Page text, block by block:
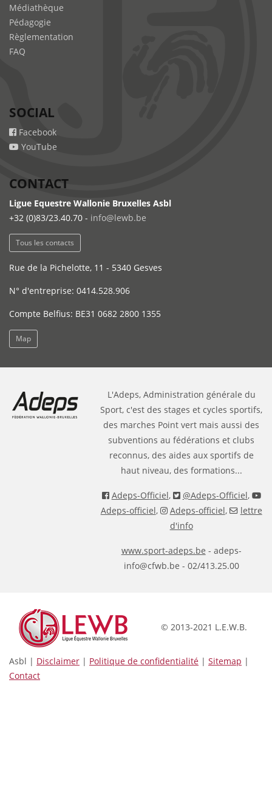
Médiathèque
Pédagogie
Règlementation
FAQ
SOCIAL
Facebook
YouTube
CONTACT
Ligue Equestre Wallonie Bruxelles Asbl
+32 (0)83/23.40.70 - info@lewb.be
Tous les contacts
Rue de la Pichelotte, 11 - 5340 Gesves
N° d'entreprise: 0414.528.906
Compte Belfius: BE31 0682 2800 1355
Map
L'Adeps, Administration générale du
Sport, c'est des stages et cycles sportifs,
des marches Point vert mais aussi des
subventions au fédérations et clubs
reconnus, des aides aux sportifs de
haut niveau, des formations...
Adeps-Officiel, @Adeps-Officiel,
Adeps-officiel, Adeps-officiel,
lettre
d'info
www.sport-adeps.be - adeps-
info@cfwb.be - 02/413.25.00
© 2013-2021 L.E.W.B.
Asbl | Disclaimer | Politique de confidentialité | Sitemap |
Contact